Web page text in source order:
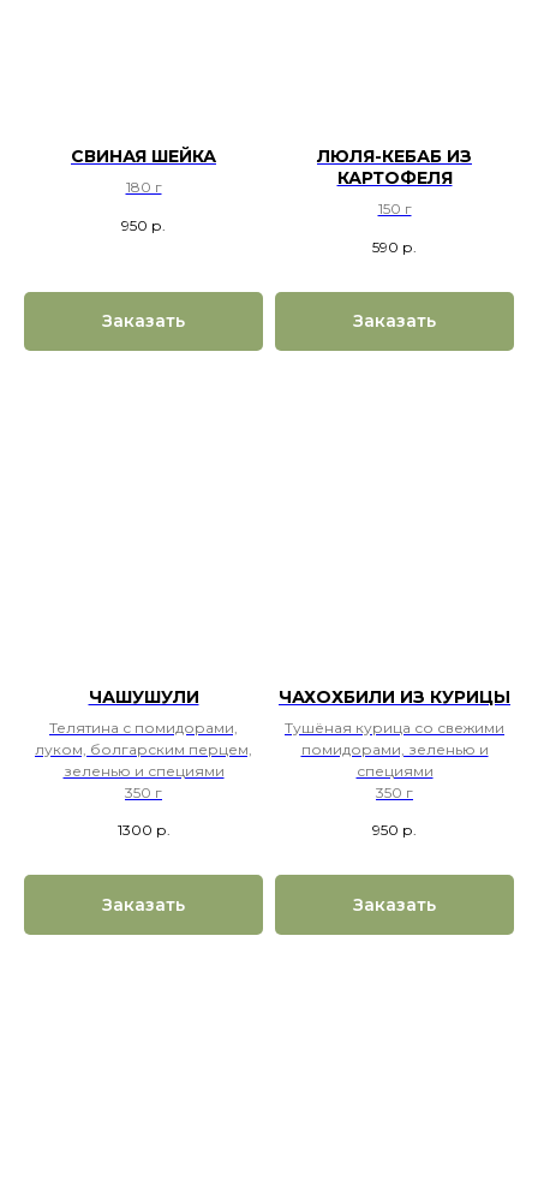
СВИНАЯ ШЕЙКА
180 г
950 р.
Заказать
ЛЮЛЯ-КЕБАБ ИЗ
КАРТОФЕЛЯ
150 г
590 р.
Заказать
ЧАШУШУЛИ
Телятина с помидорами,
луком, болгарским перцем,
зеленью и специями
350 г
1300 р.
Заказать
ЧАХОХБИЛИ ИЗ КУРИЦЫ
Тушёная курица со свежими
помидорами, зеленью и
специями
350 г
950 р.
Заказать